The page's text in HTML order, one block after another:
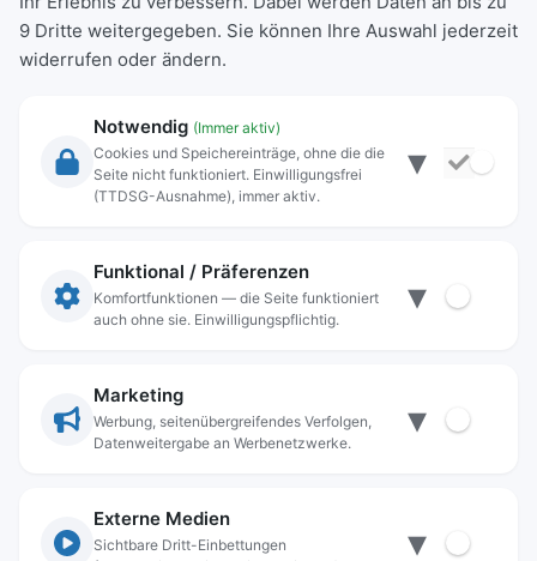
Rechtliche Angaben
Datenschutz
Anschrift
83395 Freilassing
Kontakt
rathaus@freilassing.de
9 Dritte weitergegeben. Sie können Ihre Auswahl jederzeit
widerrufen oder ändern.
Notwendig (Immer aktiv)
Cookies und Speichereinträge, ohne die die
Seite nicht funktioniert. Einwilligungsfrei
(TTDSG-Ausnahme), immer aktiv.
▾
Funktional / Präferenzen
Komfortfunktionen — die Seite funktioniert
auch ohne sie. Einwilligungspflichtig.
▾
Marketing
Werbung, seitenübergreifendes Verfolgen,
Datenweitergabe an Werbenetzwerke.
▾
Externe Medien
Sichtbare Dritt-Einbettungen
▾